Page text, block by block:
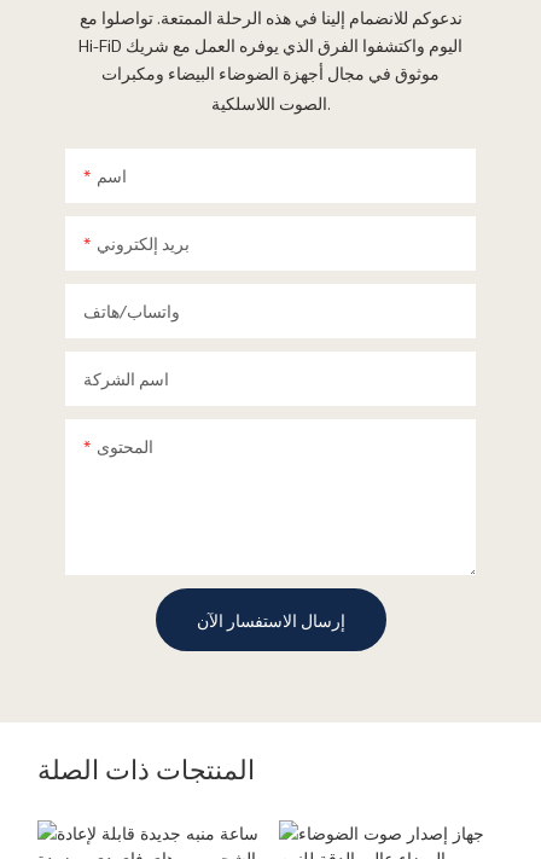
ندعوكم للانضمام إلينا في هذه الرحلة الممتعة. تواصلوا مع
Hi-FiD اليوم واكتشفوا الفرق الذي يوفره العمل مع شريك
موثوق في مجال أجهزة الضوضاء البيضاء ومكبرات
اسم
بريد إلكتروني
واتساب/هاتف
اسم الشركة
المحتوى
إرسال الاستفسار الآن
المنتجات ذات الصلة